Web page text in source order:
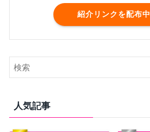
紹介リンクを配布中
人気記事